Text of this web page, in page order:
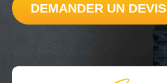
DEMANDER UN DEVIS